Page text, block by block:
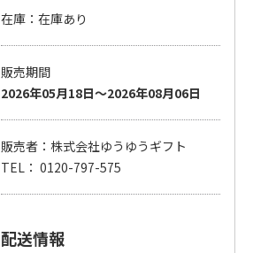
在庫：在庫あり
販売期間
2026年05月18日～2026年08月06日
販売者：株式会社ゆうゆうギフト
TEL： 0120-797-575
配送情報